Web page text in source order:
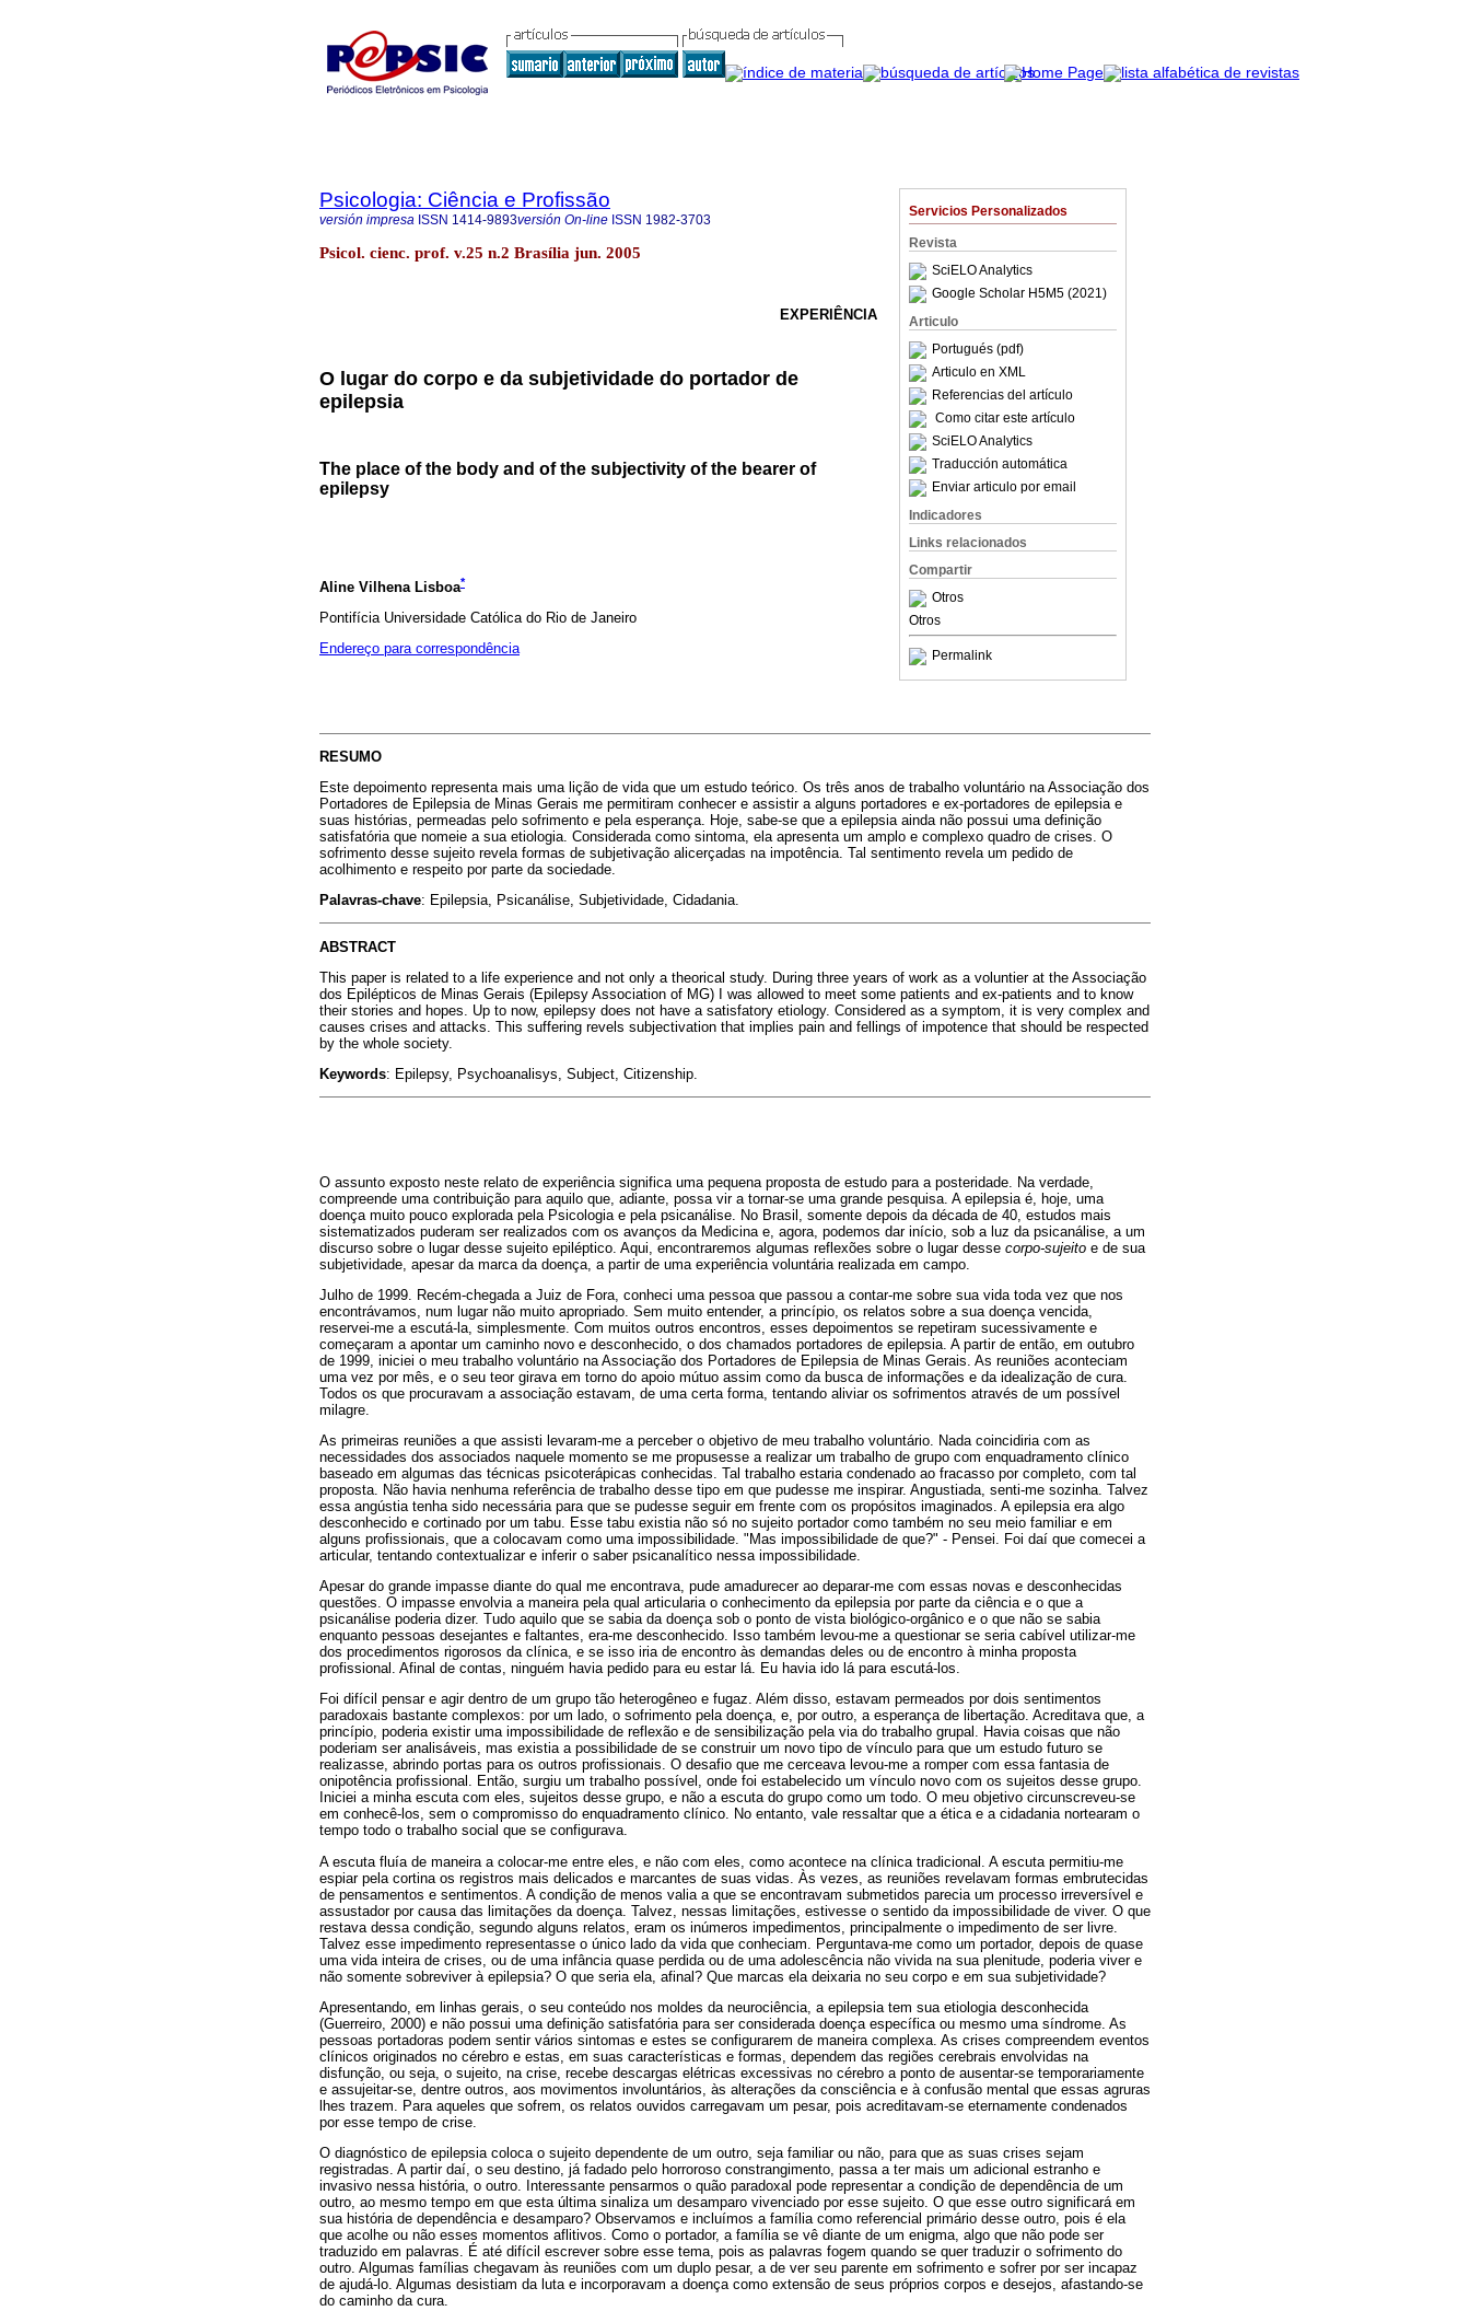
Servicios Personalizados
Revista
SciELO Analytics
Google Scholar H5M5 (2021)
Articulo
Portugués (pdf)
Articulo en XML
Referencias del artículo
Como citar este artículo
SciELO Analytics
Traducción automática
Enviar articulo por email
Indicadores
Links relacionados
Compartir
Otros
Otros
Permalink
Psicologia: Ciência e Profissão
versión impresa ISSN 1414-9893versión On-line ISSN 1982-3703
Psicol. cienc. prof. v.25 n.2 Brasília jun. 2005
EXPERIÊNCIA
O lugar do corpo e da subjetividade do portador de
epilepsia
The place of the body and of the subjectivity of the bearer of
epilepsy
Aline Vilhena Lisboa*
Pontifícia Universidade Católica do Rio de Janeiro
Endereço para correspondência
RESUMO
Este depoimento representa mais uma lição de vida que um estudo teórico. Os três anos de trabalho voluntário na Associação dos
Portadores de Epilepsia de Minas Gerais me permitiram conhecer e assistir a alguns portadores e ex-portadores de epilepsia e
suas histórias, permeadas pelo sofrimento e pela esperança. Hoje, sabe-se que a epilepsia ainda não possui uma definição
satisfatória que nomeie a sua etiologia. Considerada como sintoma, ela apresenta um amplo e complexo quadro de crises. O
sofrimento desse sujeito revela formas de subjetivação alicerçadas na impotência. Tal sentimento revela um pedido de
acolhimento e respeito por parte da sociedade.
Palavras-chave: Epilepsia, Psicanálise, Subjetividade, Cidadania.
ABSTRACT
This paper is related to a life experience and not only a theorical study. During three years of work as a voluntier at the Associação
dos Epilépticos de Minas Gerais (Epilepsy Association of MG) I was allowed to meet some patients and ex-patients and to know
their stories and hopes. Up to now, epilepsy does not have a satisfatory etiology. Considered as a symptom, it is very complex and
causes crises and attacks. This suffering revels subjectivation that implies pain and fellings of impotence that should be respected
by the whole society.
Keywords: Epilepsy, Psychoanalisys, Subject, Citizenship.
O assunto exposto neste relato de experiência significa uma pequena proposta de estudo para a posteridade. Na verdade,
compreende uma contribuição para aquilo que, adiante, possa vir a tornar-se uma grande pesquisa. A epilepsia é, hoje, uma
doença muito pouco explorada pela Psicologia e pela psicanálise. No Brasil, somente depois da década de 40, estudos mais
sistematizados puderam ser realizados com os avanços da Medicina e, agora, podemos dar início, sob a luz da psicanálise, a um
discurso sobre o lugar desse sujeito epiléptico. Aqui, encontraremos algumas reflexões sobre o lugar desse corpo-sujeito e de sua
subjetividade, apesar da marca da doença, a partir de uma experiência voluntária realizada em campo.
Julho de 1999. Recém-chegada a Juiz de Fora, conheci uma pessoa que passou a contar-me sobre sua vida toda vez que nos
encontrávamos, num lugar não muito apropriado. Sem muito entender, a princípio, os relatos sobre a sua doença vencida,
reservei-me a escutá-la, simplesmente. Com muitos outros encontros, esses depoimentos se repetiram sucessivamente e
começaram a apontar um caminho novo e desconhecido, o dos chamados portadores de epilepsia. A partir de então, em outubro
de 1999, iniciei o meu trabalho voluntário na Associação dos Portadores de Epilepsia de Minas Gerais. As reuniões aconteciam
uma vez por mês, e o seu teor girava em torno do apoio mútuo assim como da busca de informações e da idealização de cura.
Todos os que procuravam a associação estavam, de uma certa forma, tentando aliviar os sofrimentos através de um possível
milagre.
As primeiras reuniões a que assisti levaram-me a perceber o objetivo de meu trabalho voluntário. Nada coincidiria com as
necessidades dos associados naquele momento se me propusesse a realizar um trabalho de grupo com enquadramento clínico
baseado em algumas das técnicas psicoterápicas conhecidas. Tal trabalho estaria condenado ao fracasso por completo, com tal
proposta. Não havia nenhuma referência de trabalho desse tipo em que pudesse me inspirar. Angustiada, senti-me sozinha. Talvez
essa angústia tenha sido necessária para que se pudesse seguir em frente com os propósitos imaginados. A epilepsia era algo
desconhecido e cortinado por um tabu. Esse tabu existia não só no sujeito portador como também no seu meio familiar e em
alguns profissionais, que a colocavam como uma impossibilidade. "Mas impossibilidade de que?" - Pensei. Foi daí que comecei a
articular, tentando contextualizar e inferir o saber psicanalítico nessa impossibilidade.
Apesar do grande impasse diante do qual me encontrava, pude amadurecer ao deparar-me com essas novas e desconhecidas
questões. O impasse envolvia a maneira pela qual articularia o conhecimento da epilepsia por parte da ciência e o que a
psicanálise poderia dizer. Tudo aquilo que se sabia da doença sob o ponto de vista biológico-orgânico e o que não se sabia
enquanto pessoas desejantes e faltantes, era-me desconhecido. Isso também levou-me a questionar se seria cabível utilizar-me
dos procedimentos rigorosos da clínica, e se isso iria de encontro às demandas deles ou de encontro à minha proposta
profissional. Afinal de contas, ninguém havia pedido para eu estar lá. Eu havia ido lá para escutá-los.
Foi difícil pensar e agir dentro de um grupo tão heterogêneo e fugaz. Além disso, estavam permeados por dois sentimentos
paradoxais bastante complexos: por um lado, o sofrimento pela doença, e, por outro, a esperança de libertação. Acreditava que, a
princípio, poderia existir uma impossibilidade de reflexão e de sensibilização pela via do trabalho grupal. Havia coisas que não
poderiam ser analisáveis, mas existia a possibilidade de se construir um novo tipo de vínculo para que um estudo futuro se
realizasse, abrindo portas para os outros profissionais. O desafio que me cerceava levou-me a romper com essa fantasia de
onipotência profissional. Então, surgiu um trabalho possível, onde foi estabelecido um vínculo novo com os sujeitos desse grupo.
Iniciei a minha escuta com eles, sujeitos desse grupo, e não a escuta do grupo como um todo. O meu objetivo circunscreveu-se
em conhecê-los, sem o compromisso do enquadramento clínico. No entanto, vale ressaltar que a ética e a cidadania nortearam o
tempo todo o trabalho social que se configurava.
A escuta fluía de maneira a colocar-me entre eles, e não com eles, como acontece na clínica tradicional. A escuta permitiu-me
espiar pela cortina os registros mais delicados e marcantes de suas vidas. Às vezes, as reuniões revelavam formas embrutecidas
de pensamentos e sentimentos. A condição de menos valia a que se encontravam submetidos parecia um processo irreversível e
assustador por causa das limitações da doença. Talvez, nessas limitações, estivesse o sentido da impossibilidade de viver. O que
restava dessa condição, segundo alguns relatos, eram os inúmeros impedimentos, principalmente o impedimento de ser livre.
Talvez esse impedimento representasse o único lado da vida que conheciam. Perguntava-me como um portador, depois de quase
uma vida inteira de crises, ou de uma infância quase perdida ou de uma adolescência não vivida na sua plenitude, poderia viver e
não somente sobreviver à epilepsia? O que seria ela, afinal? Que marcas ela deixaria no seu corpo e em sua subjetividade?
Apresentando, em linhas gerais, o seu conteúdo nos moldes da neurociência, a epilepsia tem sua etiologia desconhecida
(Guerreiro, 2000) e não possui uma definição satisfatória para ser considerada doença específica ou mesmo uma síndrome. As
pessoas portadoras podem sentir vários sintomas e estes se configurarem de maneira complexa. As crises compreendem eventos
clínicos originados no cérebro e estas, em suas características e formas, dependem das regiões cerebrais envolvidas na
disfunção, ou seja, o sujeito, na crise, recebe descargas elétricas excessivas no cérebro a ponto de ausentar-se temporariamente
e assujeitar-se, dentre outros, aos movimentos involuntários, às alterações da consciência e à confusão mental que essas agruras
lhes trazem. Para aqueles que sofrem, os relatos ouvidos carregavam um pesar, pois acreditavam-se eternamente condenados
por esse tempo de crise.
O diagnóstico de epilepsia coloca o sujeito dependente de um outro, seja familiar ou não, para que as suas crises sejam
registradas. A partir daí, o seu destino, já fadado pelo horroroso constrangimento, passa a ter mais um adicional estranho e
invasivo nessa história, o outro. Interessante pensarmos o quão paradoxal pode representar a condição de dependência de um
outro, ao mesmo tempo em que esta última sinaliza um desamparo vivenciado por esse sujeito. O que esse outro significará em
sua história de dependência e desamparo? Observamos e incluímos a família como referencial primário desse outro, pois é ela
que acolhe ou não esses momentos aflitivos. Como o portador, a família se vê diante de um enigma, algo que não pode ser
traduzido em palavras. É até difícil escrever sobre esse tema, pois as palavras fogem quando se quer traduzir o sofrimento do
outro. Algumas famílias chegavam às reuniões com um duplo pesar, a de ver seu parente em sofrimento e sofrer por ser incapaz
de ajudá-lo. Algumas desistiam da luta e incorporavam a doença como extensão de seus próprios corpos e desejos, afastando-se
do caminho da cura.